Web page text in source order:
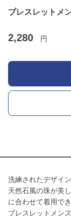
ブレスレットメ
2,280 円
洗練されたデザイ
天然石風の珠が美
に合わせて着用でき
ブレスレットメン